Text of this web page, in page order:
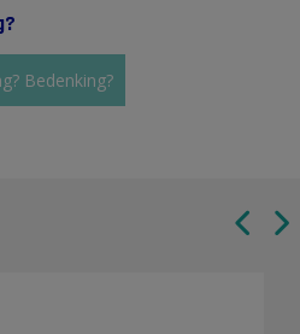
Bedenking?